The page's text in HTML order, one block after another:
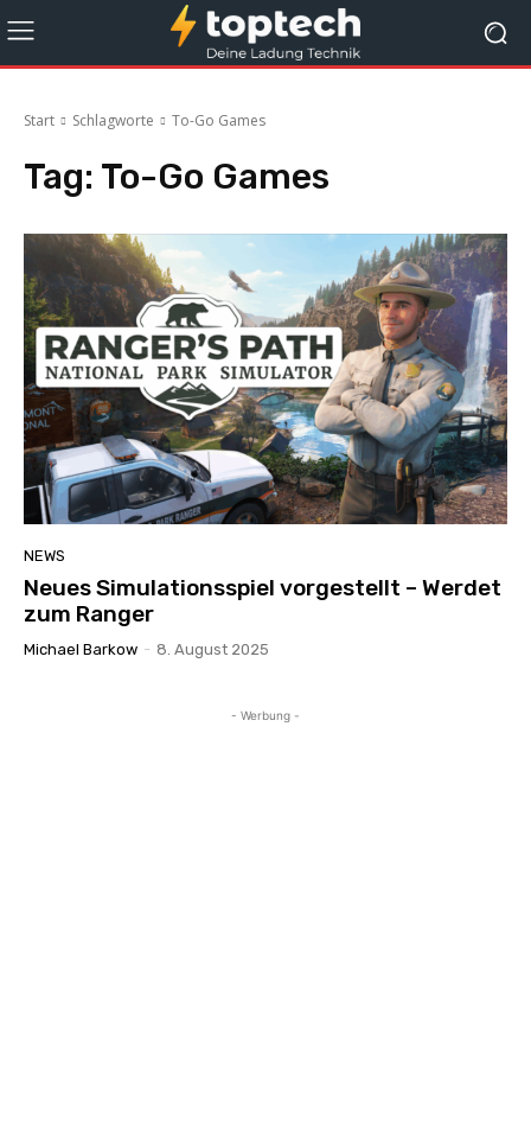
Start Schlagworte To-Go Games
Tag: To-Go Games
NEWS
Neues Simulationsspiel vorgestellt – Werdet
zum Ranger
Michael Barkow - 8. August 2025
- Werbung -